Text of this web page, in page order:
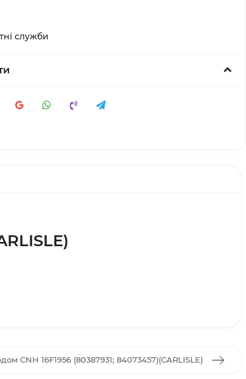
служби
CNH 16F1956 (80387931; 84073457)(CARLISLE)